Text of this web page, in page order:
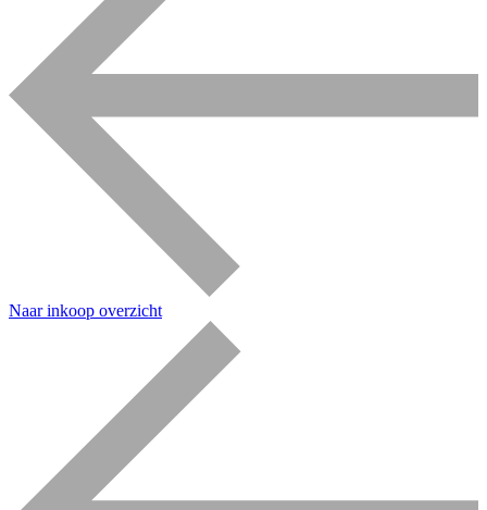
Naar inkoop overzicht